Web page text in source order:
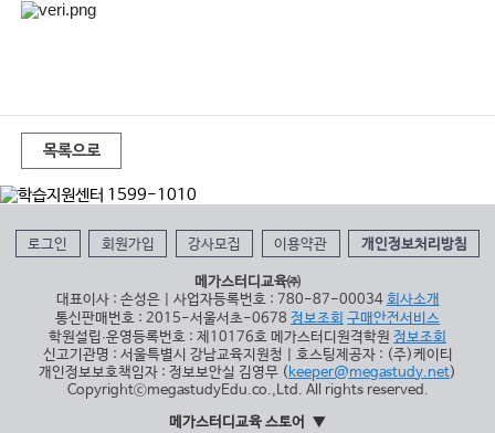
목록으로
로그인 회원가입 강사모집 이용약관 개인정보처리방침
메가스터디교육㈜
대표이사 : 손성은 | 사업자등록번호 : 780-87-00034 회사소개
통신판매번호 : 2015-서울서초-0678 정보조회 구매안전서비스
학원설립∙운영등록번호 : 제10176호 메가스터디원격학원 정보조회
신고기관명 : 서울특별시 강남교육지원청 | 호스팅제공자 : (주)케이티
개인정보보호책임자 : 정보보안실 김영무 ( keeper@megastudy.net)
CopyrightⓒmegastudyEdu.co.,Ltd. All rights reserved.
메가스터디교육 스토어